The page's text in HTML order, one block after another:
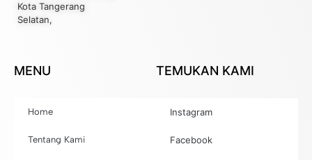
Kota Tangerang
Selatan,
MENU
Home
Tentang Kami
TEMUKAN KAMI
Instagram
Facebook